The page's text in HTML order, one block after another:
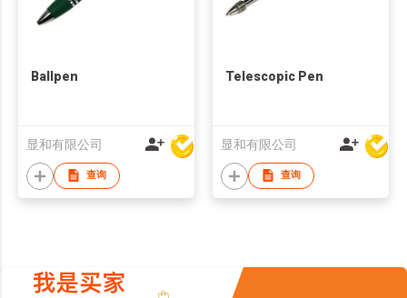
Ballpen
显和有限公司
查询
Telescopic Pen
显和有限公司
查询